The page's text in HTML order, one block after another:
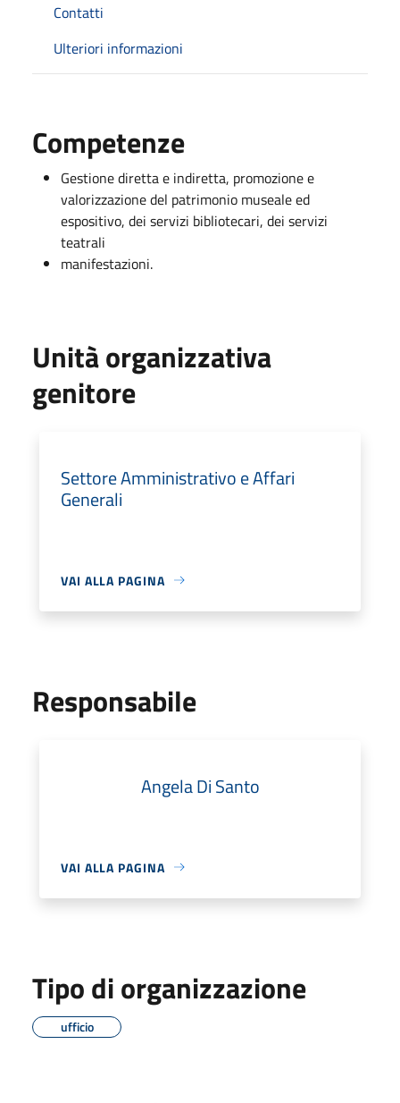
Contatti
Ulteriori informazioni
Competenze
Gestione diretta e indiretta, promozione e
valorizzazione del patrimonio museale ed
espositivo, dei servizi bibliotecari, dei servizi
teatrali
manifestazioni.
Unità organizzativa
genitore
Settore Amministrativo e Affari
Generali
VAI ALLA PAGINA
Responsabile
Angela Di Santo
VAI ALLA PAGINA
Tipo di organizzazione
ufficio